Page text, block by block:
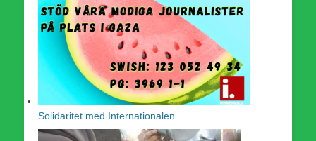
Solidaritet med Internationalen